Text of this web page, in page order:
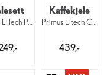
Primus LiTech Pot Set 2,3 / 2,3 liter
Kaffekjele
Primus Litech Coffee Kettle 0,9 liter
439,-